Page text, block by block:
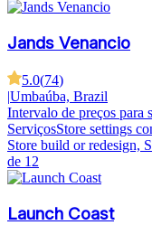
Jands Venancio
5.0(74)
|Umbaúba, Brazil
Intervalo de preços para
ServiçosStore settings
Store build or redesign,
de 12
Launch Coast